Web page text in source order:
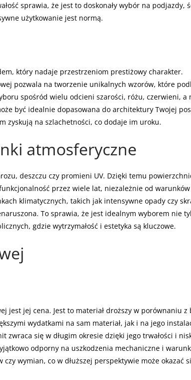
sprawia, że jest to doskonały wybór na podjazdy,
użytkowanie jest normą.
który nadaje przestrzeniom prestiżowy charakter.
pozwala na tworzenie unikalnych wzorów, które
spośród wielu odcieni szarości, różu, czerwieni, a
być idealnie dopasowana do architektury Twojej
zyskują na szlachetności, co dodaje im uroku.
atmosferyczne
deszczu czy promieni UV. Dzięki temu
przez wiele lat, niezależnie od warunków
klimatycznych, takich jak intensywne opady czy
To sprawia, że jest idealnym wyborem nie
gdzie wytrzymałość i estetyka są kluczowe.
jest jej cena. Jest to materiał droższy w porównaniu z
wydatkami na sam materiał, jak i na jego
zwraca się w długim okresie dzięki jego trwałości i
odporny na uszkodzenia mechaniczne i
wymian, co w dłuższej perspektywie może okazać